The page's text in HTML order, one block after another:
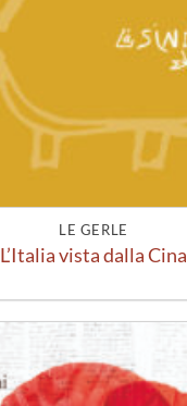
LE GERLE
L’Italia vista dalla Cina